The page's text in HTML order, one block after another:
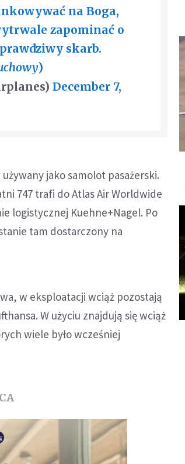
na Boga,
zapominać o
skarb.
)
December 7,
jako samolot pasażerski.
747 trafi do Atlas Air Worldwide
logistycznej Kuehne+Nagel. Po
tam dostarczony na
w eksploatacji wciąż pozostają
W użyciu znajdują się wciąż
wiele było wcześniej